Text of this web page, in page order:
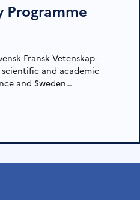
Programme
Fransk Vetenskap–
and academic
and Sweden…